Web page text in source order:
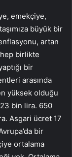
emekçiye,
büyük bir
artan
hep birlikte
bir
arasında
yüksek olduğu
bin lira. 650
Asgari ücret 17
bir
ortalama